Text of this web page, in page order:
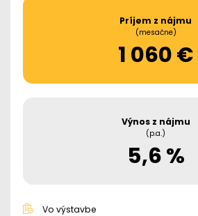
Príjem z nájmu
(mesačne)
1 060 €
Výnos z nájmu
(p.a.)
5,6 %
Vo výstavbe